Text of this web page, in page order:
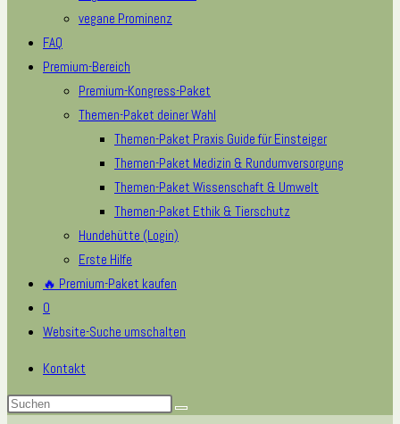
vegane Prominenz
FAQ
Premium-Bereich
Premium-Kongress-Paket
Themen-Paket deiner Wahl
Themen-Paket Praxis Guide für Einsteiger
Themen-Paket Medizin & Rundumversorgung
Themen-Paket Wissenschaft & Umwelt
Themen-Paket Ethik & Tierschutz
Hundehütte (Login)
Erste Hilfe
🔥 Premium-Paket kaufen
0
Website-Suche umschalten
Kontakt